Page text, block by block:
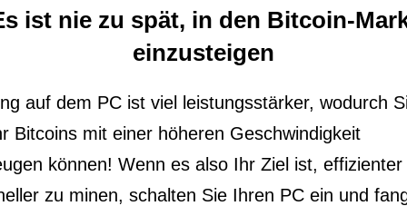
ist nie zu spät, in den Bitcoin-
einzusteigen
auf dem PC ist viel leistungsstärker, wodurch
Bitcoins mit einer höheren Geschwindigkeit
können! Wenn es also Ihr Ziel ist, effizienter
zu minen, schalten Sie Ihren PC ein und